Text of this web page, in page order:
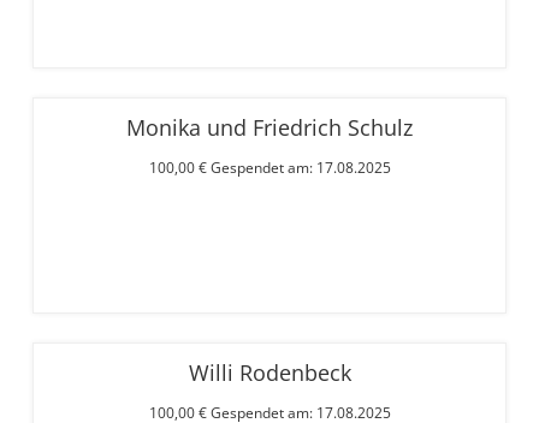
Monika und Friedrich Schulz
100,00 € Gespendet am: 17.08.2025
Willi Rodenbeck
100,00 € Gespendet am: 17.08.2025